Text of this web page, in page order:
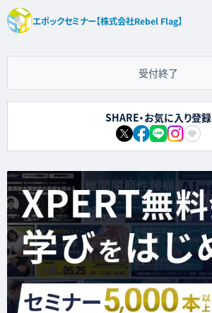
エポックセミナー【株式会社Rebel Flag】
受付終了
SHARE・お気に入り登録